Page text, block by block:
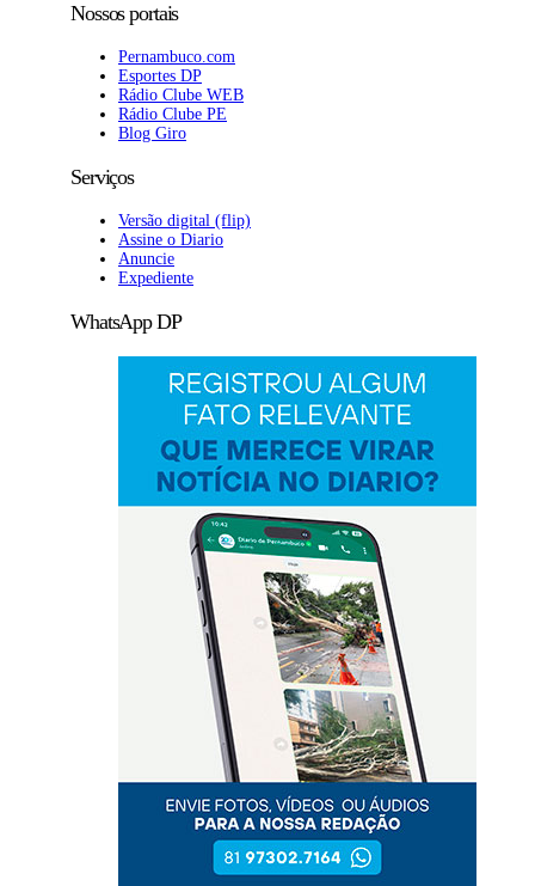
Nossos portais
Pernambuco.com
Esportes DP
Rádio Clube WEB
Rádio Clube PE
Blog Giro
Serviços
Versão digital (flip)
Assine o Diario
Anuncie
Expediente
WhatsApp DP